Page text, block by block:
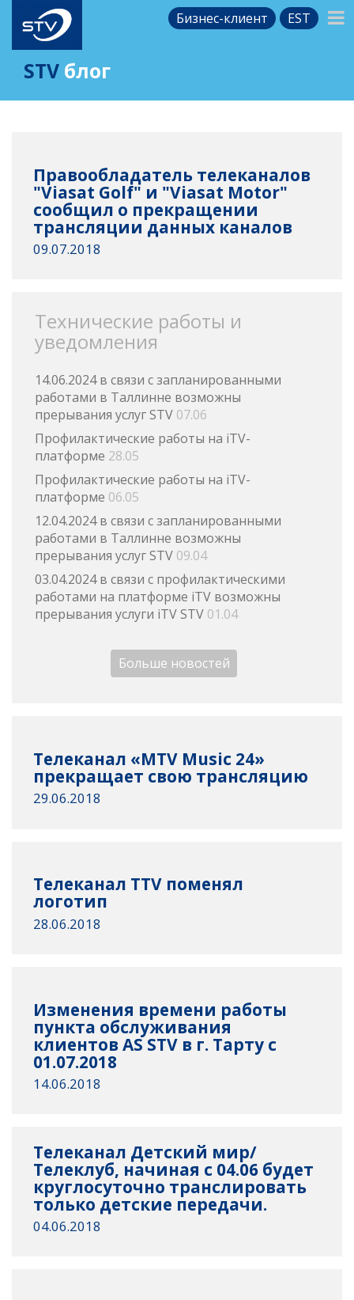
Бизнес-клиент EST
STV блог
Правообладатель телеканалов
"Viasat Golf" и "Viasat Motor"
сообщил о прекращении
трансляции данных каналов
09.07.2018
Технические работы и
уведомления
14.06.2024 в связи с запланированными
работами в Таллинне возможны
прерывания услуг STV 07.06
Профилактические работы на iTV-
платформе 28.05
Профилактические работы на iTV-
платформе 06.05
12.04.2024 в связи с запланированными
работами в Таллинне возможны
прерывания услуг STV 09.04
03.04.2024 в связи с профилактическими
работами на платформе iTV возможны
прерывания услуги iTV STV 01.04
Больше новостей
Телеканал «MTV Music 24»
прекращает свою трансляцию
29.06.2018
Телеканал TTV поменял
логотип
28.06.2018
Изменения времени работы
пункта обслуживания
клиентов AS STV в г. Тарту с
01.07.2018
14.06.2018
Телеканал Детский мир/
Телеклуб, начиная с 04.06 будет
круглосуточно транслировать
только детские передачи.
04.06.2018